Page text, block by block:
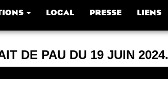
LOCAL PRESSE LIENS
DE PAU DU 19 JUIN 2024.